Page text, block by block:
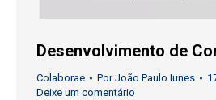
Desenvolvimento de
Colaborae PorJoão Paulo Iunes
Deixe um comentário